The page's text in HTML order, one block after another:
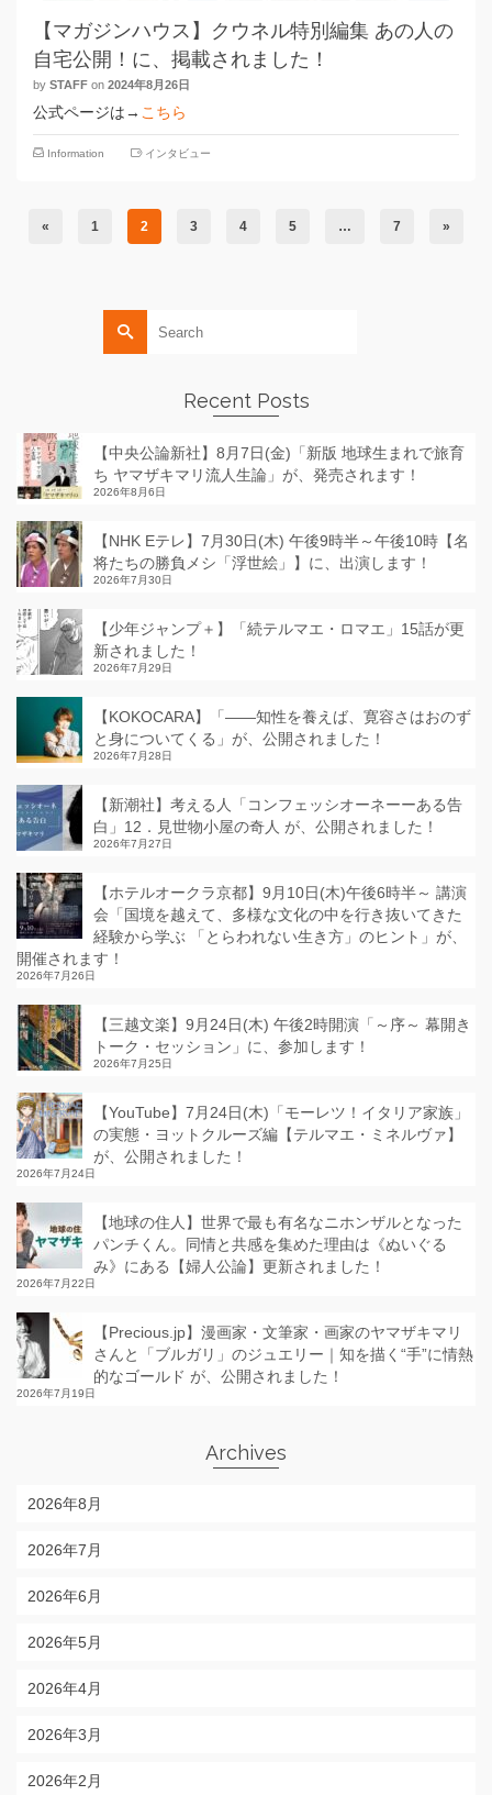
【マガジンハウス】クウネル特別編集 あの人の
自宅公開！に、掲載されました！
by STAFF on 2024年8月26日
公式ページは→ こちら
Information インタビュー
« 1 2 3 4 5 … 7 »
Search
for:
Recent Posts
【中央公論新社】8月7日(金)「新版 地球生まれで旅育
ち ヤマザキマリ流人生論」が、発売されます！
2026年8月6日
【NHK Eテレ】7月30日(木) 午後9時半～午後10時【名
将たちの勝負メシ「浮世絵」】に、出演します！
2026年7月30日
【少年ジャンプ＋】「続テルマエ・ロマエ」15話が更
新されました！
2026年7月29日
【KOKOCARA】「——知性を養えば、寛容さはおのず
と身についてくる」が、公開されました！
2026年7月28日
【新潮社】考える人「コンフェッシオーネーーある告
白」12．見世物小屋の奇人 が、公開されました！
2026年7月27日
【ホテルオークラ京都】9月10日(木)午後6時半～ 講演
会「国境を越えて、多様な文化の中を行き抜いてきた
経験から学ぶ 「とらわれない生き方」のヒント」が、
開催されます！
2026年7月26日
【三越文楽】9月24日(木) 午後2時開演「～序～ 幕開き
トーク・セッション」に、参加します！
2026年7月25日
【YouTube】7月24日(木)「モーレツ！イタリア家族」
の実態・ヨットクルーズ編【テルマエ・ミネルヴァ】
が、公開されました！
2026年7月24日
【地球の住人】世界で最も有名なニホンザルとなった
パンチくん。同情と共感を集めた理由は《ぬいぐる
み》にある【婦人公論】更新されました！
2026年7月22日
【Precious.jp】漫画家・文筆家・画家のヤマザキマリ
さんと「ブルガリ」のジュエリー｜知を描く“手”に情熱
的なゴールド が、公開されました！
2026年7月19日
Archives
2026年8月
2026年7月
2026年6月
2026年5月
2026年4月
2026年3月
2026年2月